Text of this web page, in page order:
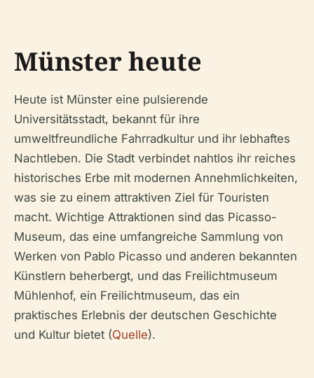
Münster heute
Heute ist Münster eine pulsierende
Universitätsstadt, bekannt für ihre
umweltfreundliche Fahrradkultur und ihr lebhaftes
Nachtleben. Die Stadt verbindet nahtlos ihr reiches
historisches Erbe mit modernen Annehmlichkeiten,
was sie zu einem attraktiven Ziel für Touristen
macht. Wichtige Attraktionen sind das Picasso-
Museum, das eine umfangreiche Sammlung von
Werken von Pablo Picasso und anderen bekannten
Künstlern beherbergt, und das Freilichtmuseum
Mühlenhof, ein Freilichtmuseum, das ein
praktisches Erlebnis der deutschen Geschichte
und Kultur bietet (Quelle).